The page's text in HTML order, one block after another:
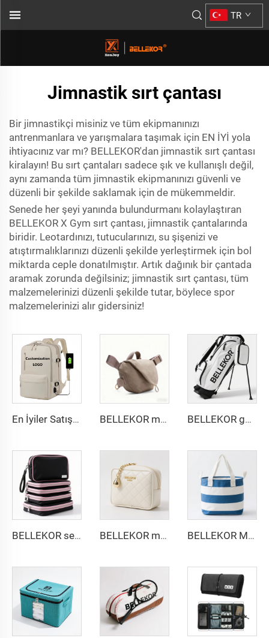
TR
Jimnastik sırt çantası
Bir jimnastikçi misiniz ve tüm ekipmanınızı
antrenmanlara ve yarışmalara taşımak için EN İYİ yola
ihtiyacınız var mı? BELLEKOR'dan jimnastik sırt çantası
kiralayın! Bu sırt çantaları sadece şık ve kullanışlı değil,
aynı zamanda tüm jimnastik ekipmanınızı güvenli ve
düzenli bir şekilde saklamak için de mükemmeldir.
Senede her şeyi yanında bulundurmanı kolaylaştıran
BELLEKOR X Gym sırt çantası, jimnastik çantalarında
biridir. Leotardınızı, tutucularınızı, su şişenizi ve
atıştırmalıklarınızı düzenli şekilde yerleştirmek için bol
miktarda ceple donatılmıştır. Artık dağınık bir çantada
aramak zorunda değilsiniz; jimnastik sırt çantası, tüm
malzemelerinizi düzenli şekilde tutar, böylece spor
malzemelerinizi alır gidersiniz!
En İyiler Satış Özel Nylon Büyük Kapasiteli Uçuş Seyahat Çanta Taşıma Genişletilebilir Anti-Hırsız Dizüstü Bilgisayar Çantası Kadın Erkek için BELLEKOR minimalist çapraz çanta BELLEKOR golf stand çantası
BELLEKOR seyahat saklama seti BELLEKOR modacı elmas desenli PU kozmetik çantası BELLEKOR Mavi-Beyaz Çizgili Eşya Sepeti (Ev Çok Fonksiyonlu Model)